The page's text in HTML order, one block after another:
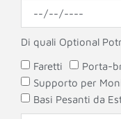
Di quali Optional
Faretti Porta-
Supporto per
Basi Pesanti da